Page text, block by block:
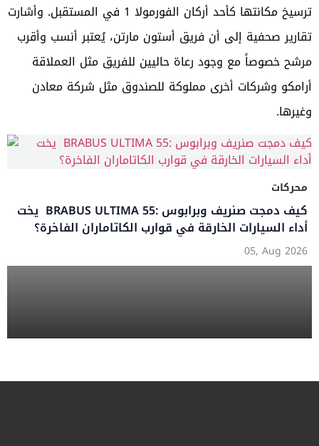
ترسيخ مكانتها كأحد أركان الفورمولا 1 في المستقبل. وأشارت
تقارير صحفية إلى أن فريق أستون مارتن، يُعتبر أنسب وأقرب
مرشح خصوصاً مع وجود رعاة حاليين للفريق مثل العملاقة
أرامكو وشركات أخرى مملوكة للصندوق مثل شركة معادن
وغيرها.
محركات
يخت BRABUS ULTIMA 55: كيف دمجت صنريف وبرابوس
أداء السيارات الخارقة في قوارب الكاتاماران الفاخرة؟
05, Aug 2026